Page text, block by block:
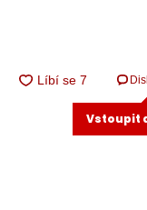
Vstoupit